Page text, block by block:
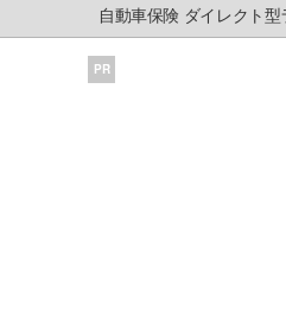
自動車保険 ダイレクト
PR